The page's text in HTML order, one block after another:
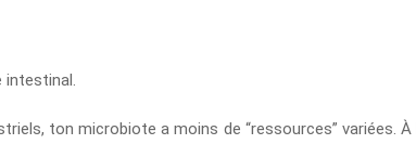
ton microbiote a moins de “ressources” variées. À